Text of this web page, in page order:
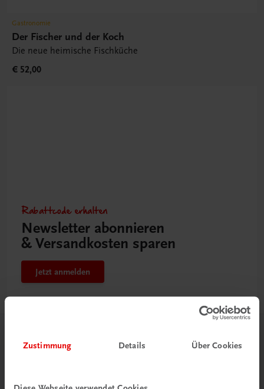
Zustimmung Details Über Cookies
Gastronomie
Der Fischer und der Koch
Die neue heimische Fischküche
€ 52,00
Rabattcode erhalten
Newsletter abonnieren
& Versandkosten sparen
Jetzt anmelden
Herzlich willkommen bei TRAUNER!